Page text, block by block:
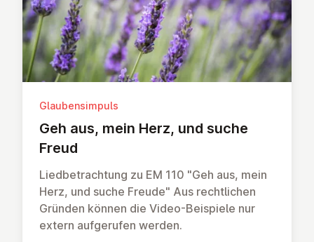
Glaubensimpuls
Geh aus, mein Herz, und suche
Freud
Liedbetrachtung zu EM 110 "Geh aus, mein
Herz, und suche Freude" Aus rechtlichen
Gründen können die Video-Beispiele nur
extern aufgerufen werden.